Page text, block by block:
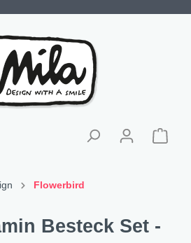
Flowerbird
Besteck Set -